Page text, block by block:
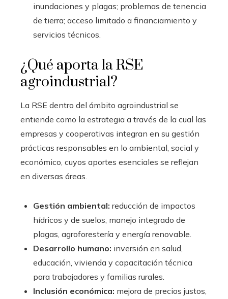
inundaciones y plagas; problemas de tenencia
de tierra; acceso limitado a financiamiento y
servicios técnicos.
¿Qué aporta la RSE
agroindustrial?
La RSE dentro del ámbito agroindustrial se
entiende como la estrategia a través de la cual las
empresas y cooperativas integran en su gestión
prácticas responsables en lo ambiental, social y
económico, cuyos aportes esenciales se reflejan
en diversas áreas.
Gestión ambiental: reducción de impactos
hídricos y de suelos, manejo integrado de
plagas, agroforestería y energía renovable.
Desarrollo humano: inversión en salud,
educación, vivienda y capacitación técnica
para trabajadores y familias rurales.
Inclusión económica: mejora de precios justos,